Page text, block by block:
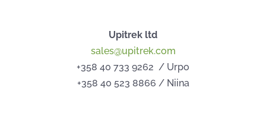
Upitrek ltd
sales@upitrek.com
+358 40 733 9262 / Urpo
+358 40 523 8866 / Niina